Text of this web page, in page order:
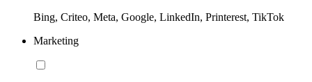
Bing, Criteo, Meta, Google, LinkedIn, Printerest, TikTok
Marketing